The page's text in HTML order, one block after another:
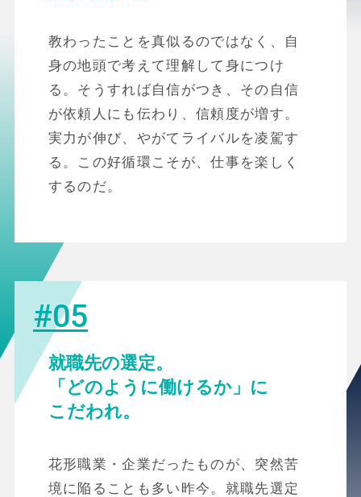
教わったことを真似るのではなく、自
身の地頭で考えて理解して身につけ
る。そうすれば自信がつき、その自信
が依頼人にも伝わり、信頼度が増す。
実力が伸び、やがてライバルを凌駕す
る。この好循環こそが、仕事を楽しく
するのだ。
#05
就職先の選定。
「どのように働けるか」に
こだわれ。
花形職業・企業だったものが、突然苦
境に陥ることも多い昨今。就職先選定